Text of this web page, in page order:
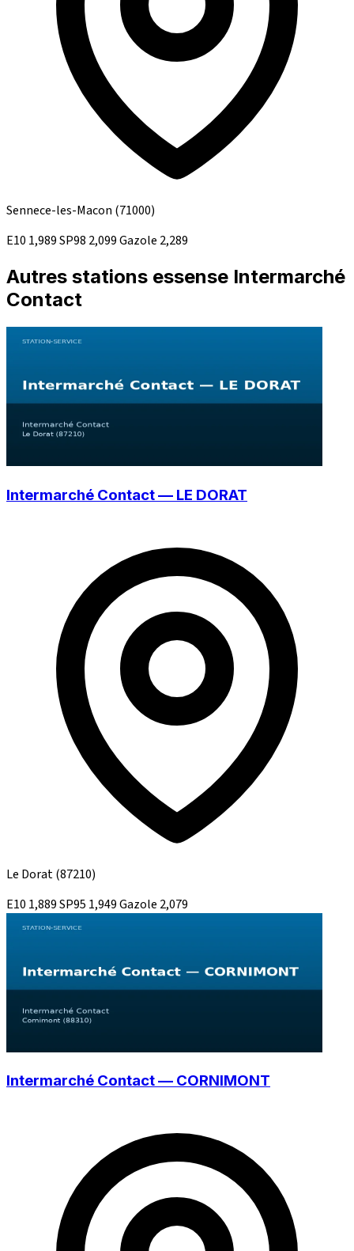
Sennece-les-Macon (71000)
E10 1,989SP98 2,099Gazole 2,289
Autres stations essense Intermarché
Contact
Intermarché Contact — LE DORAT
Le Dorat(87210)
E10 1,889SP95 1,949Gazole 2,079
Intermarché Contact — CORNIMONT